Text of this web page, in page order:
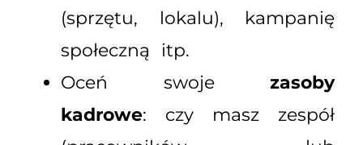
(sprzętu, lokalu), kampanię
społeczną itp.
Oceń swoje zasoby
kadrowe: czy masz zespół